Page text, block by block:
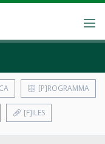
[P]ROGRAMMA
[F]ILES